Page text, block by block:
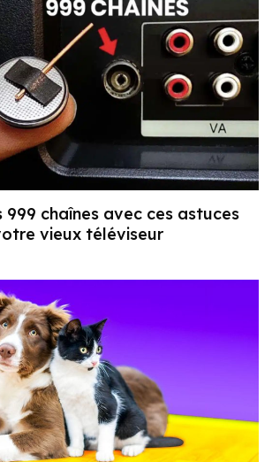
999 chaînes avec ces astuces
vieux téléviseur